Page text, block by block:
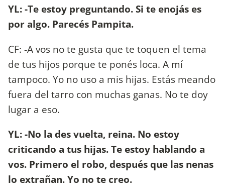
YL: -Te estoy preguntando. Si te enojás es
por algo. Parecés Pampita.
CF: -A vos no te gusta que te toquen el tema
de tus hijos porque te ponés loca. A mí
tampoco. Yo no uso a mis hijas. Estás meando
fuera del tarro con muchas ganas. No te doy
lugar a eso.
YL: -No la des vuelta, reina. No estoy
criticando a tus hijas. Te estoy hablando a
vos. Primero el robo, después que las nenas
lo extrañan. Yo no te creo.